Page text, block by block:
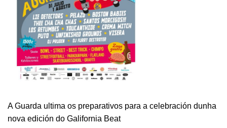
A Guarda ultima os preparativos para a celebración dunha
nova edición do Galifornia Beat